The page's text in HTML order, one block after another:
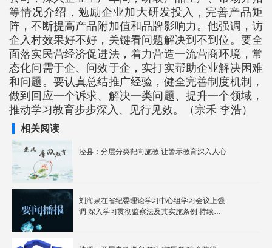
等情况介绍，勉励企业加大研发投入，完善产品矩
阵，不断提高产品附加值和品牌影响力。他强调，访
企入村效果好不好，关键看问题解决到不到位。要全
面落实民营经济促进法，着力营造一流营商环境，常
态化问需于企、问效于企，实打实帮助企业解决困难
和问题。要认真总结推广经验，健全完善制度机制，
做到回应一个诉求、解决一类问题、提升一个领域，
推动学习教育步步深入、见行见效。（宗禾 李浩）
相关阅读
泾县：分层分类靶向施教 让警示教育深入人心
刘海泉在省纪委理论学习中心组学习会议上强
调 深入学习贯彻监察法及其实施条例 持续提